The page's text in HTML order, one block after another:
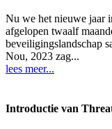
Nu we het nieuwe jaar
afgelopen twaalf
beveiligingslandschap
Nou, 2023 zag...
lees meer...
Introductie van